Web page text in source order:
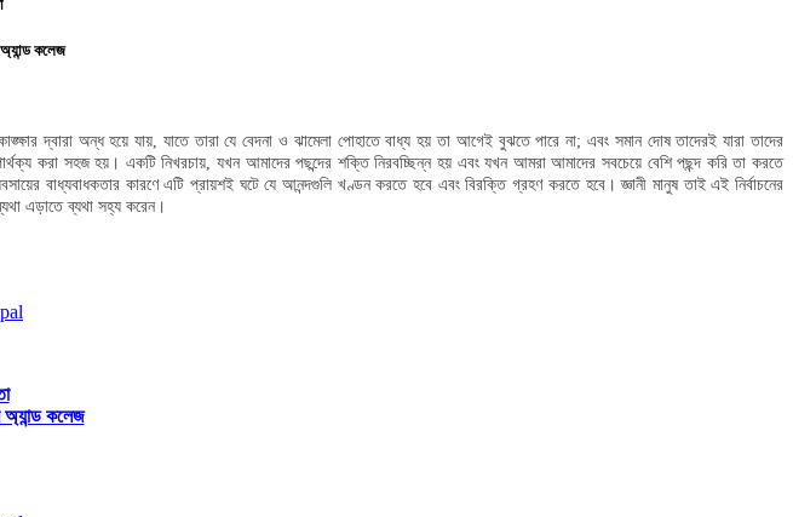
কলেজ
দ্বারা অন্ধ হয়ে যায়, যাতে তারা যে বেদনা ও ঝামেলা পোহাতে বাধ্য হয় তা আগেই বুঝতে পারে না; এবং সমান দোষ তাদেরই যারা তাদের
করা সহজ হয়। একটি নিখরচায়, যখন আমাদের পছন্দের শক্তি নিরবচ্ছিন্ন হয় এবং যখন আমরা আমাদের সবচেয়ে বেশি পছন্দ করি তা করতে
বাধ্যবাধকতার কারণে এটি প্রায়শই ঘটে যে আনন্দগুলি খণ্ডন করতে হবে এবং বিরক্তি গ্রহণ করতে হবে। জ্ঞানী মানুষ তাই এই নির্বাচনের
এড়াতে ব্যথা সহ্য করেন।
কলেজ